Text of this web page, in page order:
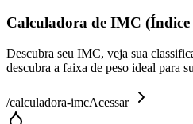
Calculadora de IMC
Descubra seu IMC, veja sua
descubra a faixa de peso ideal para
/calculadora-imcAcessar